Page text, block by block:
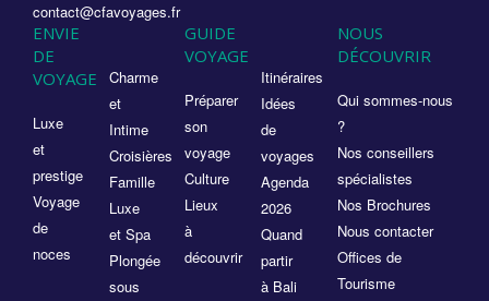
contact@cfavoyages.fr
ENVIE
DE
VOYAGE
Luxe
et
prestige
Voyage
de
noces
Charme
et
Intime
Croisières
Famille
Luxe
et Spa
Plongée
sous
GUIDE
VOYAGE
Préparer
son
voyage
Culture
Lieux
à
découvrir
Itinéraires
Idées
de
voyages
Agenda
2026
Quand
partir
à Bali
NOUS
DÉCOUVRIR
Qui sommes-nous
?
Nos conseillers
spécialistes
Nos Brochures
Nous contacter
Offices de
Tourisme